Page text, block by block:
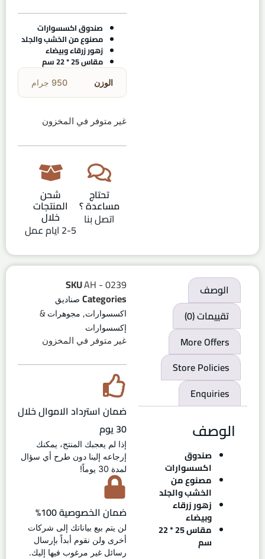
صندوق اكسسوارات
مصنوع من الخشب والجلد
زهور زرقاء وبيضاء
مقاس 25 * 22 سم
الوزن 950 جرام
غير متوفر في المخزون
تحتاج
مساعدة ؟
اتصل بنا
شحن
المنتجات
خلال
2-5 ايام عمل
الوصف
تقييمات (0)
More Offers
Store Policies
Enquiries
الوصف
صندوق
اكسسوارات
مصنوع من
الخشب والجلد
زهور زرقاء
وبيضاء
مقاس 25 * 22
سم
SKUAH - 0239
Categories صناديق
اكسسوارات, مجوهرات &
إكسسوارات
غير متوفر في المخزون
ضمان استرداد الاموال خلال
30 يوم
إذا لم يعجبك المنتج، يمكنك
إرجاعه إلينا دون طرح أي سؤال
لمدة 30 يوماً!
ضمان الخصوصية 100%
لن يتم بيع بياناتك إلى شركات
أخرى ولن نقوم أبداً بإرسال
رسائل غير مرغوب فيها إليك.